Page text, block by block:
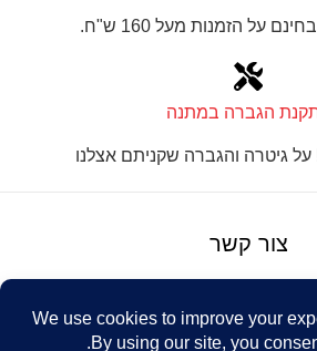
על הזמנות מעל 160 ש"ח.
הגברה במתנה
גיטרה והגברה שקניתם אצלנו
צור קשר
והגבלות